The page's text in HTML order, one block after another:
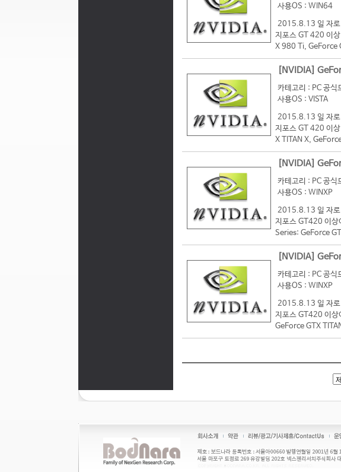
사용OS : WIN64
2015.8.13 일 자로
지포스 GT 420 이
X 980 Ti, GeForce
[NVIDIA]
카테고리 : PC 공식
사용OS : VISTA
2015.8.13 일 자로
지포스 GT 420 이
X TITAN X,
[NVIDIA]
카테고리 : PC 공식
사용OS : WINXP
2015.8.13 일 자로
지포스 GT420 이
Series: GeForce
[NVIDIA]
카테고리 : PC 공식
사용OS : WINXP
2015.8.13 일 자로
지포스 GT420 이
GeForce GTX